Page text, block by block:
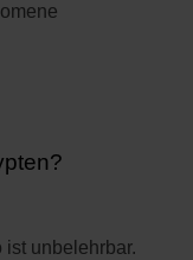
ist unbelehrbar.